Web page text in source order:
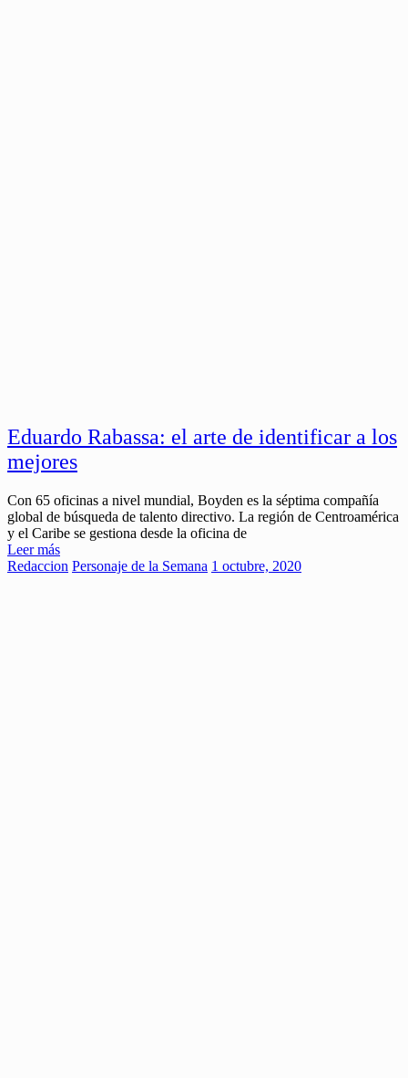
Eduardo Rabassa: el arte de identificar a los
mejores
Con 65 oficinas a nivel mundial, Boyden es la séptima compañía
global de búsqueda de talento directivo. La región de Centroamérica
y el Caribe se gestiona desde la oficina de
Leer más
Redaccion Personaje de la Semana 1 octubre, 2020